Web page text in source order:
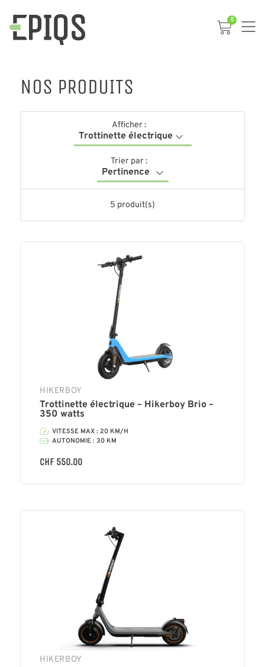
0
NOS PRODUITS
Afficher :
Trottinette électrique
Trier par :
Pertinence
5 produit(s)
HIKERBOY
Trottinette électrique – Hikerboy Brio –
350 watts
VITESSE MAX : 20 KM/H
AUTONOMIE : 30 KM
CHF 550.00
HIKERBOY